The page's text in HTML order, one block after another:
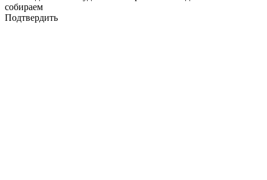
собираем
Подтвердить